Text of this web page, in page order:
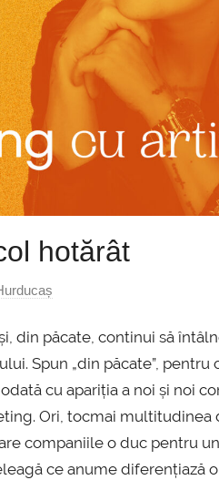
hotărât
din păcate, continui să
Spun „din păcate”, pentru
cu apariția a noi și noi
Ori, tocmai multitudinea
companiile o duc pentru
ce anume diferențiază